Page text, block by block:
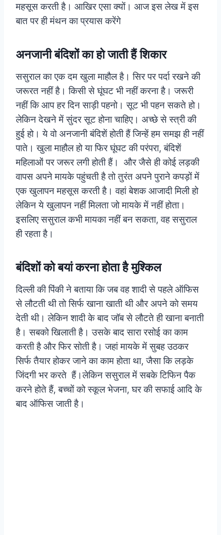
महसूस करती है। आखिर एसा क्यों। आज इस लेख में इस
बात पर ही मंथन का प्रयास करेंगे
अनजानी बंदिशों का हो जाती हैं शिकार
ससुराल का एक दम खुला माहौल है। सिर पर पर्दा रखने की
जरूरत नहीं है। किसी से घूंघट भी नहीं करना है। जरूरी
नहीं कि आप हर दिन साड़ी पहनो। सूट भी पहन सकते हो।
लेकिन देखने में सुंदर सूट होना चाहिए। अच्छे से स्त्री की
हुई हो। ये वो अनजानी बंदिशें होती हैं जिन्हें हम समझ ही नहीं
पाते। खुला माहौल हो या फिर घूंघट की परंपरा, बंदिशें
महिलाओं पर जरूर लगी होती हैं। और जैसे ही कोई लड़की
वापस अपने मायके पहुंचती है तो तुरंत अपने पुराने कपड़ों में
एक खुलापन महसूस करती है। वहां बेशक आजादी मिली हो
लेकिन ये खुलापन नहीं मिलता जो मायके में नहीं होता।
इसलिए ससुराल कभी मायका नहीं बन सकता, वह ससुराल
ही रहता है।
बंदिशों को बयां करना होता है मुश्किल
दिल्ली की पिंकी ने बताया कि जब वह शादी से पहले ऑफिस
से लौटती थी तो सिर्फ खाना खाती थी और अपने काे समय
देती थी। लेकिन शादी के बाद जॉब से लौटते ही खाना बनाती
है। सबको खिलाती है। उसके बाद सारा रसोई का काम
करती है और फिर सोती है। जहां मायके में सुबह उठकर
सिर्फ तैयार होकर जाने का काम होता था, जैसा कि लड़के
जिंदगी भर करते हैं।लेकिन ससुराल में सबके टिफिन पैक
करने होते हैं, बच्चों को स्कूल भेजना, घर की सफाई आदि के
बाद ऑफिस जाती है।